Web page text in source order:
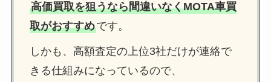
高価買取を狙うなら間違いなくMOTA車買
取がおすすめです。
しかも、高額査定の上位3社だけが連絡で
きる仕組みになっているので、